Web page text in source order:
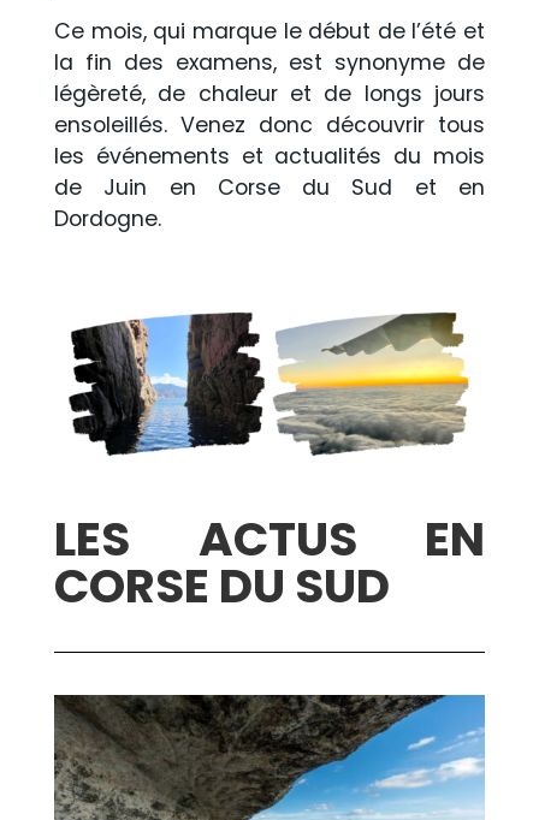
Ce mois, qui marque le début de l’été et
la fin des examens, est synonyme de
légèreté, de chaleur et de longs jours
ensoleillés. Venez donc découvrir tous
les événements et actualités du mois
de Juin en Corse du Sud et en
Dordogne.
LES ACTUS EN
CORSE DU SUD